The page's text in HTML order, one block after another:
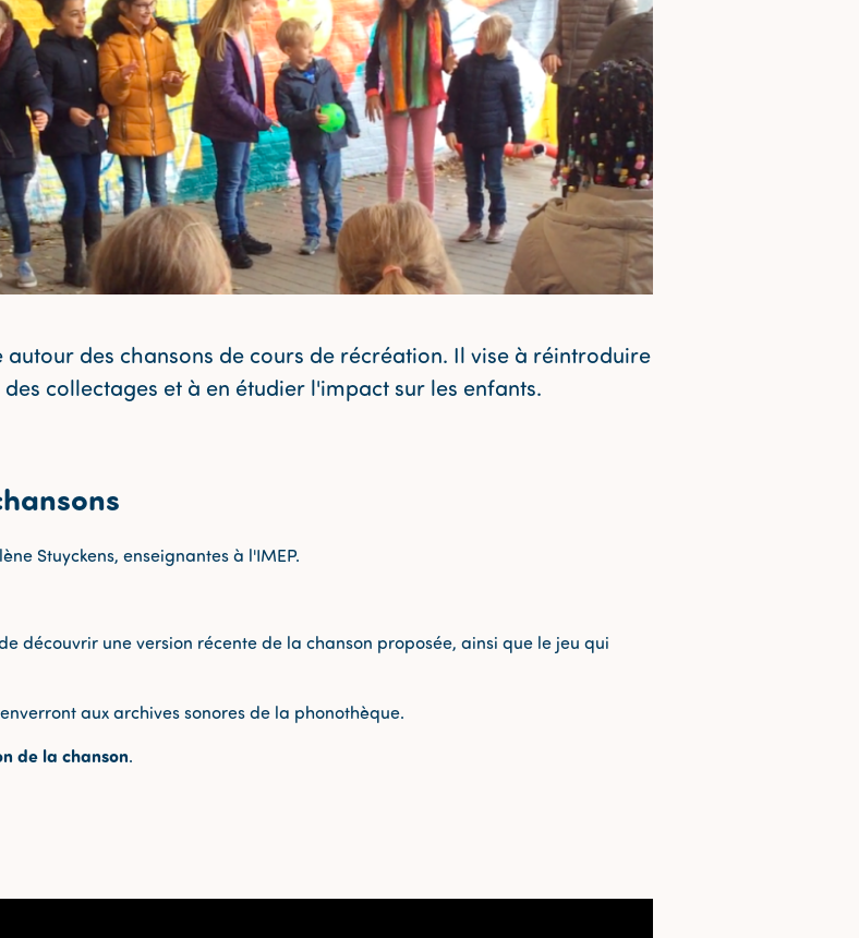
autour des chansons de cours de récréation. Il vise à réintroduire
collectages et à en étudier l'impact sur les enfants.
Stuyckens, enseignantes à l'IMEP.
découvrir une version récente de la chanson proposée, ainsi que le jeu qui
aux archives sonores de la phonothèque.
de la chanson.